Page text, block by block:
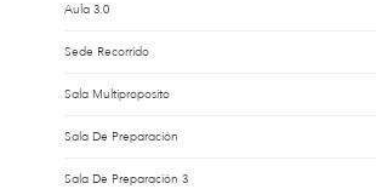
Aula 3.0
Sede Recorrido
Sala Multiproposito
Sala De Preparación
Sala De Preparación 3